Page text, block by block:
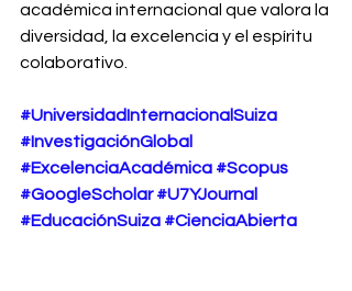
académica internacional que valora la
diversidad, la excelencia y el espíritu
colaborativo.
#UniversidadInternacionalSuiza
#InvestigaciónGlobal
#ExcelenciaAcadémica #Scopus
#GoogleScholar #U7YJournal
#EducaciónSuiza #CienciaAbierta